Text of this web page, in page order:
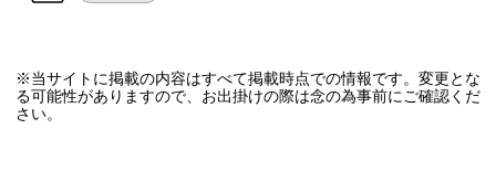
※当サイトに掲載の内容はすべて掲載時点での情報です。変更とな
る可能性がありますので、お出掛けの際は念の為事前にご確認くだ
さい。